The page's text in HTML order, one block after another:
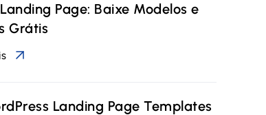
Page: Baixe Modelos e
Grátis
Landing Page Templates